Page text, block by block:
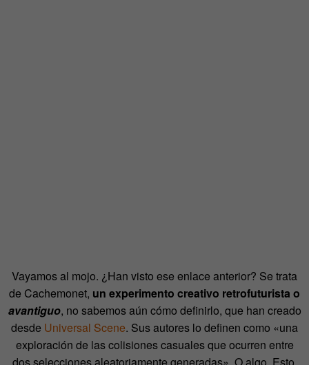
Vayamos al mojo. ¿Han visto ese enlace anterior? Se trata
de Cachemonet, un experimento creativo retrofuturista o
avantiguo, no sabemos aún cómo definirlo, que han creado
desde Universal Scene. Sus autores lo definen como «una
exploración de las colisiones casuales que ocurren entre